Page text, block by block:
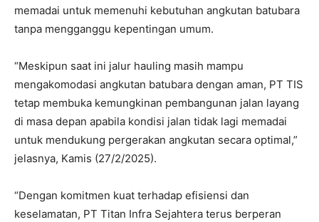
memadai untuk memenuhi kebutuhan angkutan batubara
tanpa mengganggu kepentingan umum.
“Meskipun saat ini jalur hauling masih mampu
mengakomodasi angkutan batubara dengan aman, PT TIS
tetap membuka kemungkinan pembangunan jalan layang
di masa depan apabila kondisi jalan tidak lagi memadai
untuk mendukung pergerakan angkutan secara optimal,”
jelasnya, Kamis (27/2/2025).
“Dengan komitmen kuat terhadap efisiensi dan
keselamatan, PT Titan Infra Sejahtera terus berperan